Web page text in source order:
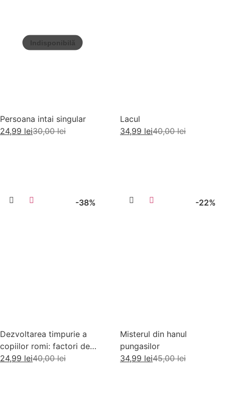
Persoana intai singular
30,00lei
24,99 lei
Lacul
40,00lei
34,99 lei
-38%
Dezvoltarea timpurie a
copiilor romi: factori de
risc si factori de protectie
40,00lei
24,99 lei
-22%
Misterul din hanul
pungasilor
45,00lei
34,99 lei